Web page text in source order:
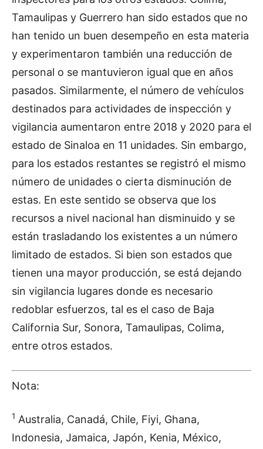
Tamaulipas y Guerrero han sido estados que no
han tenido un buen desempeño en esta materia
y experimentaron también una reducción de
personal o se mantuvieron igual que en años
pasados. Similarmente, el número de vehículos
destinados para actividades de inspección y
vigilancia aumentaron entre 2018 y 2020 para el
estado de Sinaloa en 11 unidades. Sin embargo,
para los estados restantes se registró el mismo
número de unidades o cierta disminución de
estas. En este sentido se observa que los
recursos a nivel nacional han disminuido y se
están trasladando los existentes a un número
limitado de estados. Si bien son estados que
tienen una mayor producción, se está dejando
sin vigilancia lugares donde es necesario
redoblar esfuerzos, tal es el caso de Baja
California Sur, Sonora, Tamaulipas, Colima,
entre otros estados.
Nota:
1 Australia, Canadá, Chile, Fiyi, Ghana,
Indonesia, Jamaica, Japón, Kenia, México,